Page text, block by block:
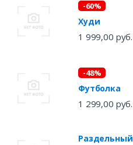
-60%
Худи
1 999,00 руб.
-48%
Футболка
1 299,00 руб.
Раздельный